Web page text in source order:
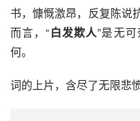
书，慷慨激昂，反复陈说
而言，“白发欺人”是无
何。
词的上片，含尽了无限悲